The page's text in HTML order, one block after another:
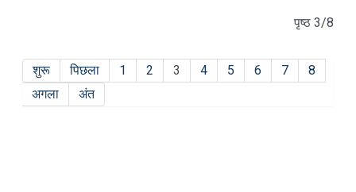
पृष्ठ 3/8
शुरू पिछला 1 2 3 4 5 6 7
8
अगला
अंत